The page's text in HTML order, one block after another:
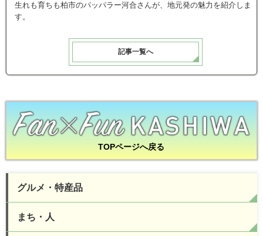
生れも育ちも柏市のパッパラー河合さんが、地元発の魅力を紹介しま
す。
記事一覧へ
TOPページへ戻る
グルメ・特産品
まち・人